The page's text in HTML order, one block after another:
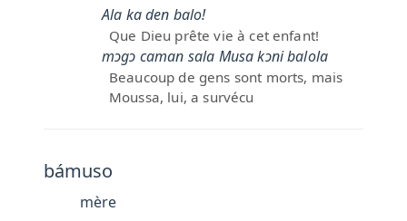
Ala ka den balo!
Que Dieu prête vie à cet enfant!
mɔgɔ caman sala Musa kɔni balola
Beaucoup de gens sont morts, mais
Moussa, lui, a survécu
bámuso
mère